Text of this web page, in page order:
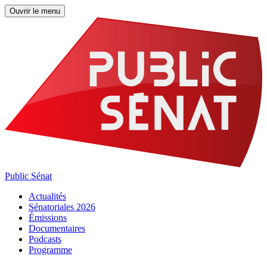
Ouvrir le menu
Public Sénat
Actualités
Sénatoriales 2026
Émissions
Documentaires
Podcasts
Programme